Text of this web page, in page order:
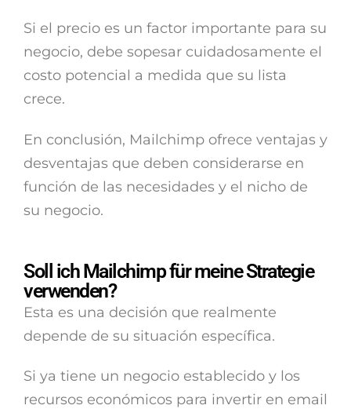
Si el precio es un factor importante para su
negocio, debe sopesar cuidadosamente el
costo potencial a medida que su lista
crece.
En conclusión, Mailchimp ofrece ventajas y
desventajas que deben considerarse en
función de las necesidades y el nicho de
su negocio.
Soll ich Mailchimp für meine Strategie
verwenden?
Esta es una decisión que realmente
depende de su situación específica.
Si ya tiene un negocio establecido y los
recursos económicos para invertir en email